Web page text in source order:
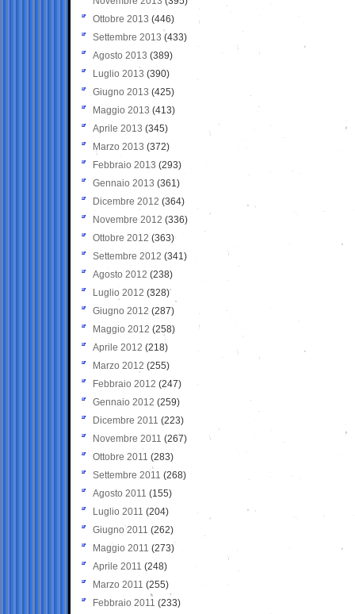
Ottobre 2013 (446)
Settembre 2013 (433)
Agosto 2013 (389)
Luglio 2013 (390)
Giugno 2013 (425)
Maggio 2013 (413)
Aprile 2013 (345)
Marzo 2013 (372)
Febbraio 2013 (293)
Gennaio 2013 (361)
Dicembre 2012 (364)
Novembre 2012 (336)
Ottobre 2012 (363)
Settembre 2012 (341)
Agosto 2012 (238)
Luglio 2012 (328)
Giugno 2012 (287)
Maggio 2012 (258)
Aprile 2012 (218)
Marzo 2012 (255)
Febbraio 2012 (247)
Gennaio 2012 (259)
Dicembre 2011 (223)
Novembre 2011 (267)
Ottobre 2011 (283)
Settembre 2011 (268)
Agosto 2011 (155)
Luglio 2011 (204)
Giugno 2011 (262)
Maggio 2011 (273)
Aprile 2011 (248)
Marzo 2011 (255)
Febbraio 2011 (233)